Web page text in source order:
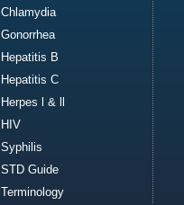
Chlamydia
Gonorrhea
Hepatitis B
Hepatitis C
Herpes l & ll
HIV
Syphilis
STD Guide
Terminology